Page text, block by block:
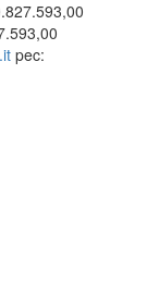
pec: